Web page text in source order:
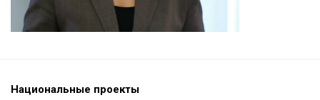
Национальные проекты